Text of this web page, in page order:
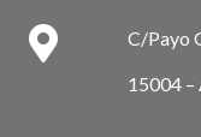
C/Payo
15004 –